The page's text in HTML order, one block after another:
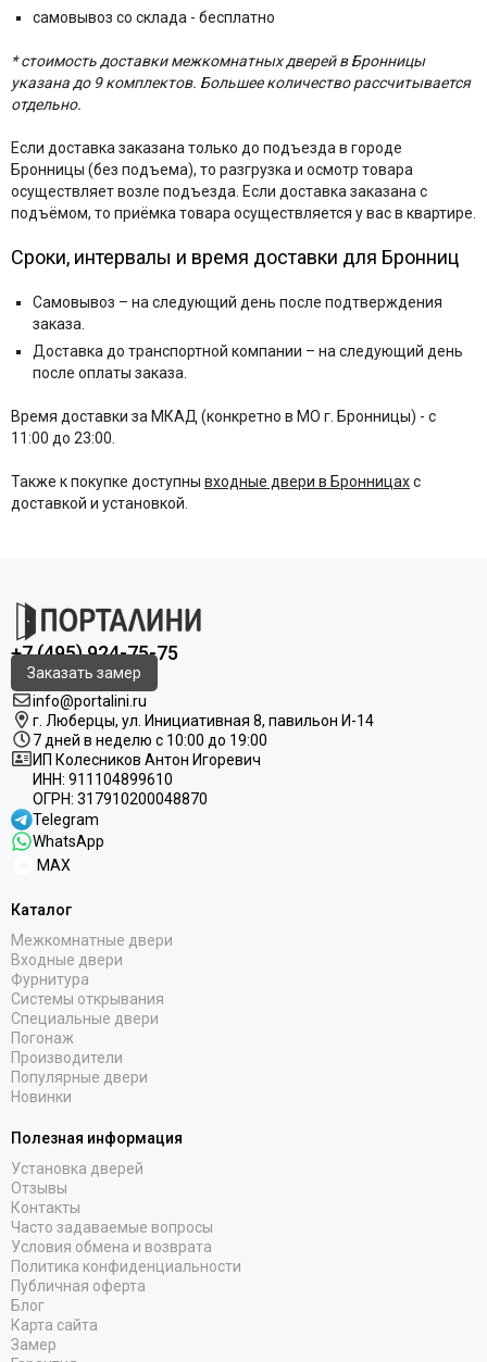
самовывоз со склада - бесплатно
* стоимость доставки межкомнатных дверей в Бронницы
указана до 9 комплектов. Большее количество рассчитывается
отдельно.
Если доставка заказана только до подъезда в городе
Бронницы (без подъема), то разгрузка и осмотр товара
осуществляет возле подъезда. Если доставка заказана с
подъёмом, то приёмка товара осуществляется у вас в квартире.
Сроки, интервалы и время доставки для Бронниц
Самовывоз – на следующий день после подтверждения
заказа.
Доставка до транспортной компании – на следующий день
после оплаты заказа.
Время доставки за МКАД (конкретно в МО г. Бронницы) - с
11:00 до 23:00.
Также к покупке доступны входные двери в Бронницахс
доставкой и установкой.
+7 (495) 924-75-75
Заказать замер
info@portalini.ru
г. Люберцы, ул. Инициативная 8, павильон И-14
7 дней в неделю с 10:00 до 19:00
ИП Колесников Антон Игоревич
ИНН: 911104899610
ОГРН: 317910200048870
Telegram
WhatsApp
MAX
Каталог
Межкомнатные двери
Входные двери
Фурнитура
Системы открывания
Специальные двери
Погонаж
Производители
Популярные двери
Новинки
Полезная информация
Установка дверей
Отзывы
Контакты
Часто задаваемые вопросы
Условия обмена и возврата
Политика конфиденциальности
Публичная оферта
Блог
Карта сайта
Замер